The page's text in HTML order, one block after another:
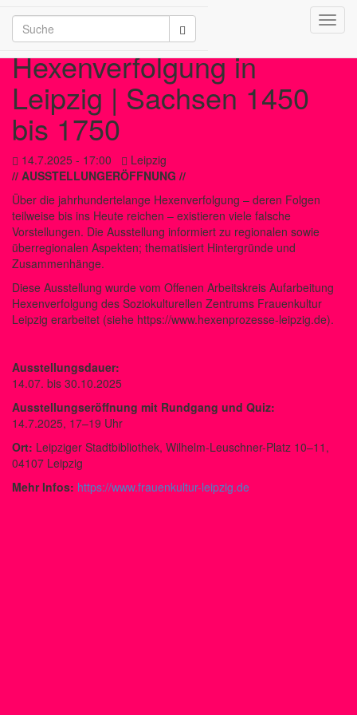
/2026
Hexenverfolgung in
Leipzig | Sachsen 1450
bis 1750
14.7.2025 - 17:00
Leipzig
// AUSSTELLUNGERÖFFNUNG //
Über die jahrhundertelange Hexenverfolgung – deren Folgen
teilweise bis ins Heute reichen – existieren viele falsche
Vorstellungen. Die Ausstellung informiert zu regionalen sowie
überregionalen Aspekten; thematisiert Hintergründe und
Zusammenhänge.
Diese Ausstellung wurde vom Offenen Arbeitskreis Aufarbeitung
Hexenverfolgung des Soziokulturellen Zentrums Frauenkultur
Leipzig erarbeitet (siehe https://www.hexenprozesse-leipzig.de).
Ausstellungsdauer:
14.07. bis 30.10.2025
Ausstellungseröffnung mit Rundgang und Quiz:
14.7.2025, 17–19 Uhr
Ort: Leipziger Stadtbibliothek, Wilhelm-Leuschner-Platz 10–11,
04107 Leipzig
Mehr Infos: https://www.frauenkultur-leipzig.de